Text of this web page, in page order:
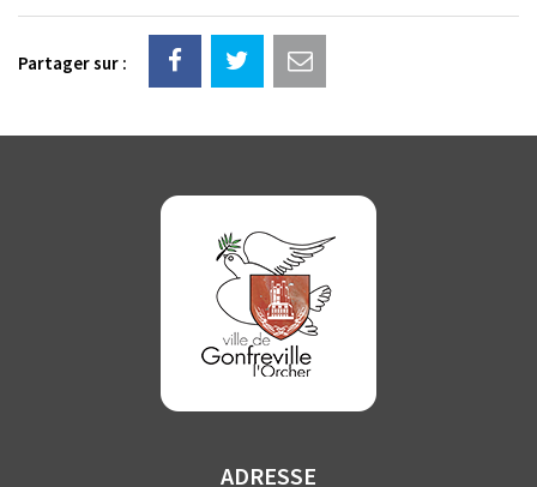
Partager sur :
ADRESSE